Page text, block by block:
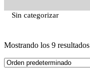
Sin categorizar
Mostrando los 9 resultados